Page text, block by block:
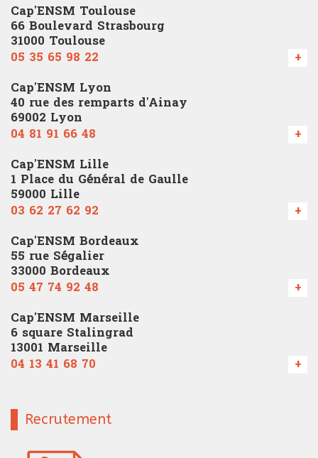
Cap'ENSM Toulouse
66 Boulevard Strasbourg
31000 Toulouse
05 35 65 98 22
+
Cap'ENSM Lyon
40 rue des remparts d'Ainay
69002 Lyon
04 81 91 66 48
+
Cap'ENSM Lille
1 Place du Général de Gaulle
59000 Lille
03 62 27 62 92
+
Cap'ENSM Bordeaux
55 rue Ségalier
33000 Bordeaux
05 47 74 92 48
+
Cap'ENSM Marseille
6 square Stalingrad
13001 Marseille
04 13 41 68 70 +
Recrutement